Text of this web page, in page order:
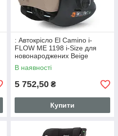
: Автокрісло El Camino i-
FLOW ME 1198 i-Size для
новонароджених Beige
В наявності
5 752,50 ₴
Купити